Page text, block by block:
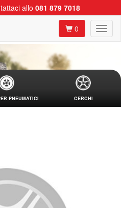
allo 081 879 7018
0
PNEUMATICI CERCHI